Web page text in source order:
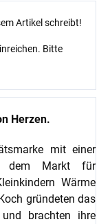
Artikel schreibt!
Bitte
Herzen.
mit einer
dem Markt für
Wärme
gründeten das
und brachten ihre